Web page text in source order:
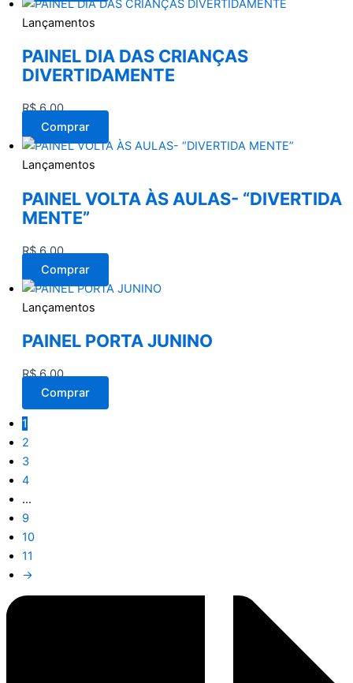
Lançamentos
PAINEL DIA DAS CRIANÇAS
DIVERTIDAMENTE
R$6,00
Comprar
Lançamentos
PAINEL VOLTA ÀS AULAS- “DIVERTIDA
MENTE”
R$6,00
Comprar
Lançamentos
PAINEL PORTA JUNINO
R$6,00
Comprar
1
2
3
4
…
9
10
11
→